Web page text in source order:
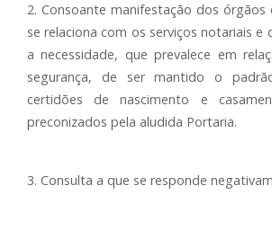
2. Consoante manifestação dos órgãos
se relaciona com os serviços notariais e
a necessidade, que prevalece em
segurança, de ser mantido o
certidões de nascimento e
preconizados pela aludida Portaria.
3. Consulta a que se responde